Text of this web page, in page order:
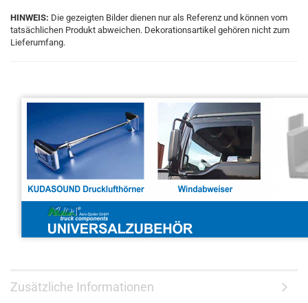
HINWEIS: Die gezeigten Bilder dienen nur als Referenz und können vom
tatsächlichen Produkt abweichen. Dekorationsartikel gehören nicht zum
Lieferumfang.
Zusätzliche Informationen